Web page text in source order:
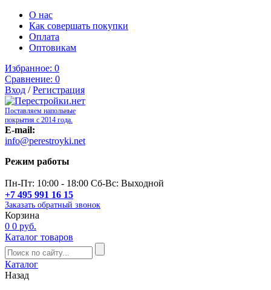
О нас
Как совершать покупки
Оплата
Оптовикам
Избранное: 0
Сравнение: 0
Вход /Регистрация
Поставляем напольные
покрытия с 2014 года.
E-mail:
info@perestroyki.net
Режим работы
Пн-Пт: 10:00 - 18:00 Сб-Вс: Выходной
+7 495 991 16 15
Заказать обратный звонок
Корзина
0 0 руб.
Каталог товаров
Каталог
Назад